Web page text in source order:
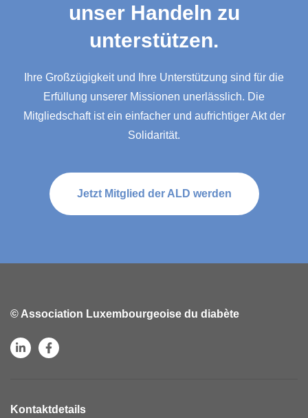
unser Handeln zu
unterstützen.
Ihre Großzügigkeit und Ihre Unterstützung sind für die
Erfüllung unserer Missionen unerlässlich. Die
Mitgliedschaft ist ein einfacher und aufrichtiger Akt der
Solidarität.
Jetzt Mitglied der ALD werden
© Association Luxembourgeoise du diabète
Kontaktdetails